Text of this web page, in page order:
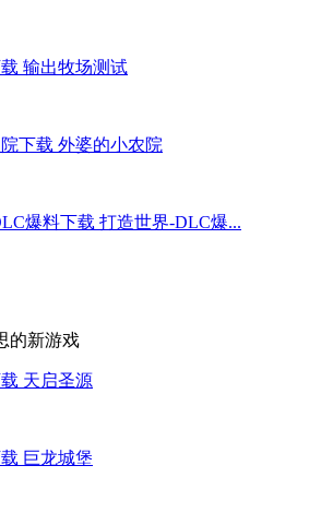
输出牧场测试
外婆的小农院
打造世界-DLC爆...
的新游戏
天启圣源
巨龙城堡